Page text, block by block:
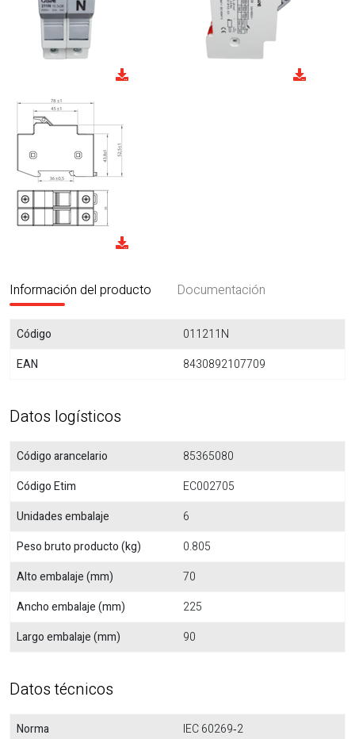
Información del producto Documentación
Código
011211N
EAN
8430892107709
Datos logísticos
Código arancelario
85365080
Código Etim
EC002705
Unidades embalaje
6
Peso bruto producto (kg)
0.805
Alto embalaje (mm)
70
Ancho embalaje (mm)
225
Largo embalaje (mm)
90
Datos técnicos
Norma
IEC 60269‐2